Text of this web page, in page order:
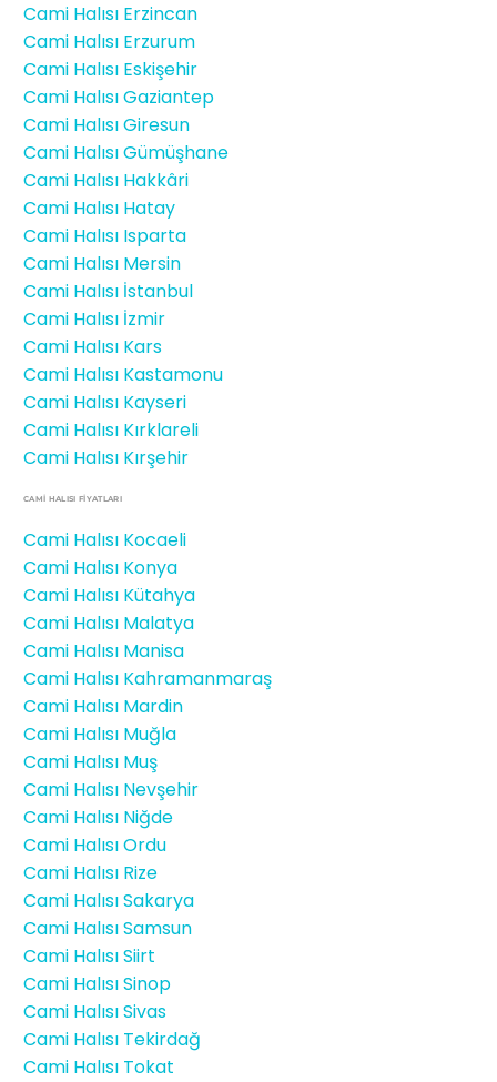
Cami Halısı Erzincan
Cami Halısı Erzurum
Cami Halısı Eskişehir
Cami Halısı Gaziantep
Cami Halısı Giresun
Cami Halısı Gümüşhane
Cami Halısı Hakkâri
Cami Halısı Hatay
Cami Halısı Isparta
Cami Halısı Mersin
Cami Halısı İstanbul
Cami Halısı İzmir
Cami Halısı Kars
Cami Halısı Kastamonu
Cami Halısı Kayseri
Cami Halısı Kırklareli
Cami Halısı Kırşehir
CAMİ HALISI FIYATLARI
Cami Halısı Kocaeli
Cami Halısı Konya
Cami Halısı Kütahya
Cami Halısı Malatya
Cami Halısı Manisa
Cami Halısı Kahramanmaraş
Cami Halısı Mardin
Cami Halısı Muğla
Cami Halısı Muş
Cami Halısı Nevşehir
Cami Halısı Niğde
Cami Halısı Ordu
Cami Halısı Rize
Cami Halısı Sakarya
Cami Halısı Samsun
Cami Halısı Siirt
Cami Halısı Sinop
Cami Halısı Sivas
Cami Halısı Tekirdağ
Cami Halısı Tokat